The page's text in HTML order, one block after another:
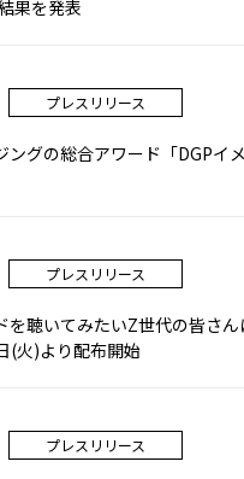
果を発表
プレスリリース
ングの総合アワード「DGP
プレスリリース
を聴いてみたいZ世代の皆さ
(火)より配布開始
プレスリリース